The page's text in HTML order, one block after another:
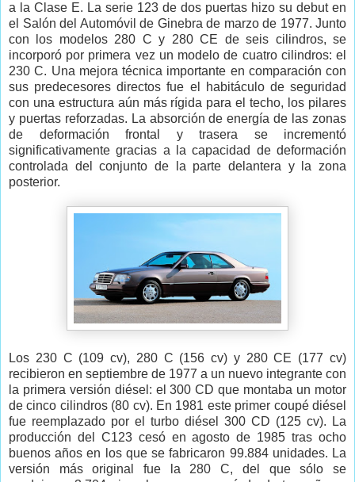
a la Clase E. La serie 123 de dos puertas hizo su debut en
el Salón del Automóvil de Ginebra de marzo de 1977. Junto
con los modelos 280 C y 280 CE de seis cilindros, se
incorporó por primera vez un modelo de cuatro cilindros: el
230 C. Una mejora técnica importante en comparación con
sus predecesores directos fue el habitáculo de seguridad
con una estructura aún más rígida para el techo, los pilares
y puertas reforzadas. La absorción de energía de las zonas
de deformación frontal y trasera se incrementó
significativamente gracias a la capacidad de deformación
controlada del conjunto de la parte delantera y la zona
posterior.
Los 230 C (109 cv), 280 C (156 cv) y 280 CE (177 cv)
recibieron en septiembre de 1977 a un nuevo integrante con
la primera versión diésel: el 300 CD que montaba un motor
de cinco cilindros (80 cv). En 1981 este primer coupé diésel
fue reemplazado por el turbo diésel 300 CD (125 cv). La
producción del C123 cesó en agosto de 1985 tras ocho
buenos años en los que se fabricaron 99.884 unidades. La
versión más original fue la 280 C, del que sólo se